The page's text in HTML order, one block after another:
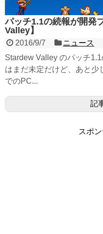
パッチ1.1の続報が開発
Valley】
2016/9/7
ニュース
Stardew Valley のパッチ
はまだ未定だけど、あと少
でのPC...
記
スポ